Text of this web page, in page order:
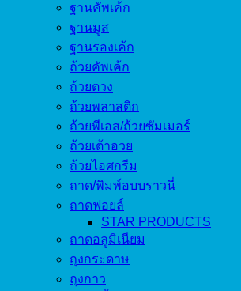
ฐานคัพเค้ก
ฐานมูส
ฐานรองเค้ก
ถ้วยคัพเค้ก
ถ้วยตวง
ถ้วยพลาสติก
ถ้วยพีเอส/ถ้วยซัมเมอร์
ถ้วยเต้าอวย
ถ้วยไอศกรีม
ถาด/พิมพ์อบบราวนี่
ถาดฟอยล์
STAR PRODUCTS
ถาดอลูมิเนียม
ถุงกระดาษ
ถุงกาว